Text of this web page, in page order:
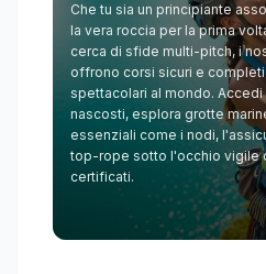
Che tu sia un principiante
la vera roccia per la prima
cerca di sfide multi-pitch, i
offrono corsi sicuri e
spettacolari al mondo. Accedi
nascosti, esplora grotte
essenziali come i nodi,
top-rope sotto l'occhio vigile
certificati.